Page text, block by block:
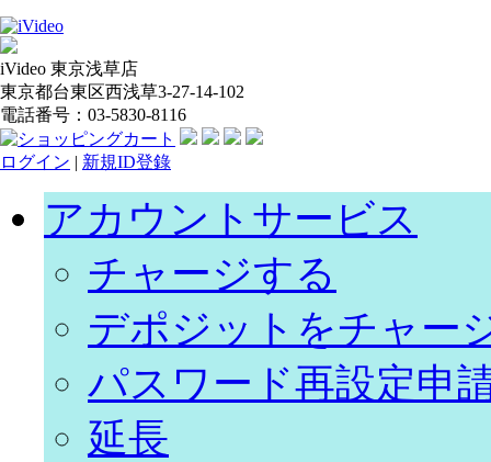
iVideo 東京浅草店
東京都台東区西浅草3-27-14-102
電話番号：03-5830-8116
ログイン | 新規ID登錄
アカウントサービス
チャージする
デポジットをチャー
パスワード再設定申
延長